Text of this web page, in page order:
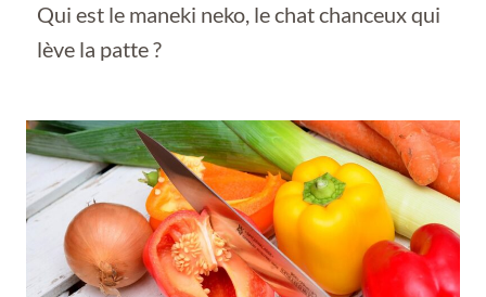
Qui est le maneki neko, le chat chanceux qui
lève la patte ?